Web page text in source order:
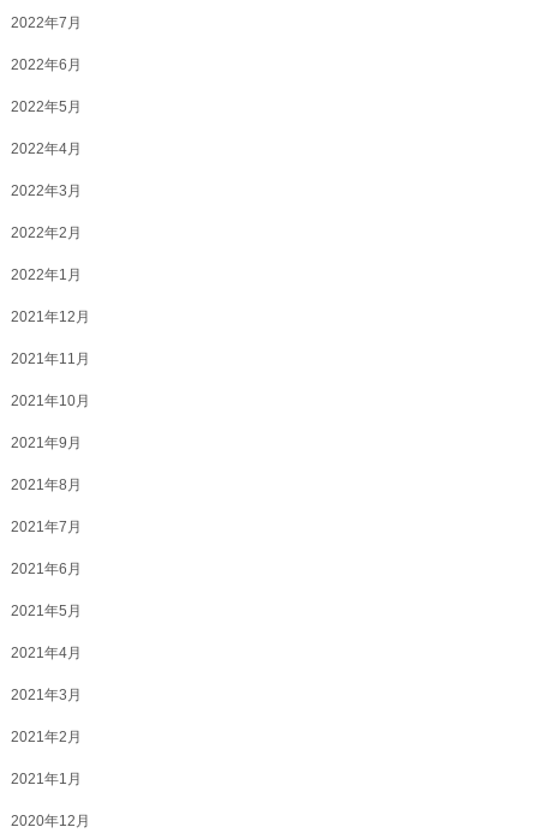
2022年7月
2022年6月
2022年5月
2022年4月
2022年3月
2022年2月
2022年1月
2021年12月
2021年11月
2021年10月
2021年9月
2021年8月
2021年7月
2021年6月
2021年5月
2021年4月
2021年3月
2021年2月
2021年1月
2020年12月